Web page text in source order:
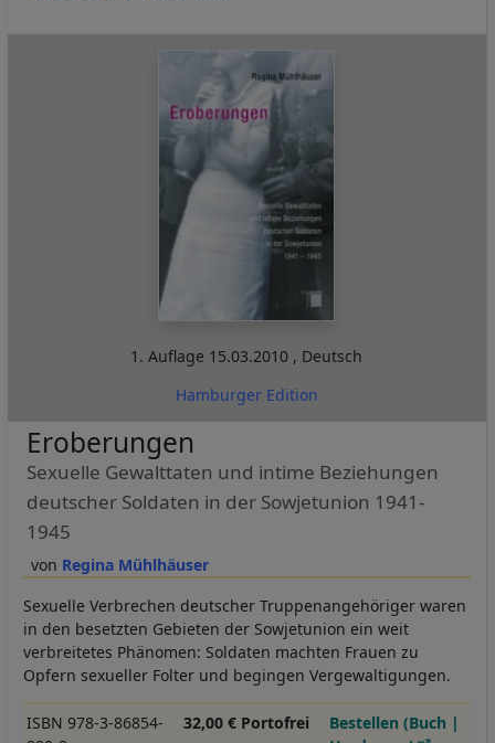
1. Auflage 15.03.2010 , Deutsch
Hamburger Edition
Regina Mühlhäuser
Eroberungen
Sexuelle Gewalttaten und intime Beziehungen
deutscher Soldaten in der Sowjetunion 1941-
1945
Sexuelle Verbrechen deutscher Truppenangehöriger waren
in den besetzten Gebieten der Sowjetunion ein weit
verbreitetes Phänomen: Soldaten machten Frauen zu
Opfern sexueller Folter und begingen Vergewaltigungen.
ISBN 978-3-86854-
32,00 € Portofrei
Bestellen (Buch |